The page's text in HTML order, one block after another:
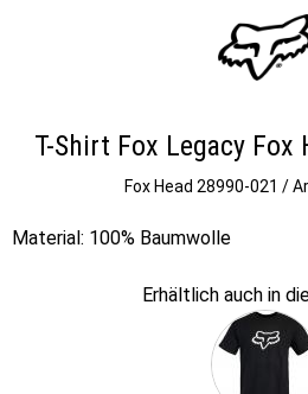
T-Shirt Fox Legacy
Fox Head 28990-021 /
Material: 100% Baumwolle
Erhältlich auch in